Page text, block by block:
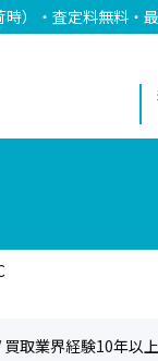
）・査定料無料・
取業界経験10年以